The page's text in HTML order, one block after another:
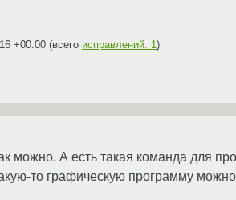
+00:00 (всего исправлений: 1 )
можно. А есть такая команда для
то графическую программу